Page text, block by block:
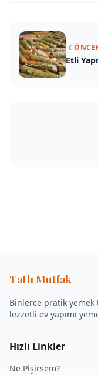
Etli
Tatlı Mutfak
Binlerce pratik yemek
lezzetli ev yapımı
Hızlı Linkler
Ne Pişirsem?